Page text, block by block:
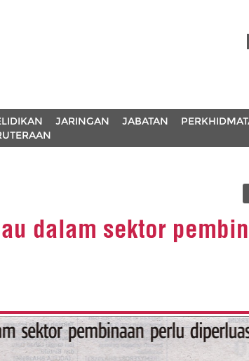
JARINGAN JABATAN
dalam sektor